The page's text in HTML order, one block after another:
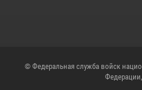
© Федеральная служба войск